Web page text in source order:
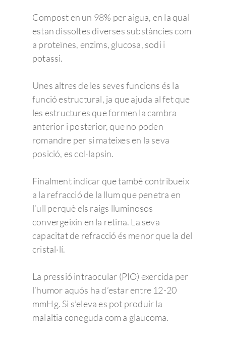
Compost en un 98% per aigua, en la qual
estan dissoltes diverses substàncies com
a proteïnes, enzims, glucosa, sodi i
potassi.
Unes altres de les seves funcions és la
funció estructural, ja que ajuda al fet que
les estructures que formen la cambra
anterior i posterior, que no poden
romandre per si mateixes en la seva
posició, es col·lapsin.
Finalment indicar que també contribueix
a la refracció de la llum que penetra en
l’ull perquè els raigs lluminosos
convergeixin en la retina. La seva
capacitat de refracció és menor que la del
cristal·lí.
La pressió intraocular (PIO) exercida per
l’humor aquós ha d’estar entre 12-20
mmHg. Si s’eleva es pot produir la
malaltia coneguda com a glaucoma.